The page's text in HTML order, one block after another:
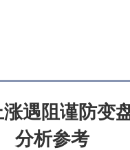
遇阻谨防变
分析参考